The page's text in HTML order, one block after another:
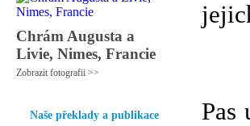
Chrám Augusta a
Livie, Nimes, Francie
Zobrazit fotografii >>
Naše překlady a publikace
Pas